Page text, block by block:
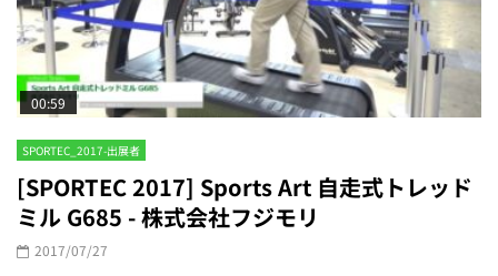
00:59
SPORTEC_2017-出展者
[SPORTEC 2017] Sports Art 自走式トレッド
ミル G685 - 株式会社フジモリ
2017/07/27